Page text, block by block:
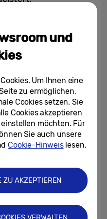
Endkunden.
Consumer
und
Um Ihnen eine
zu ermöglichen,
Cookies setzen. Sie
Cookies akzeptieren
möchten. Für
Sie auch unsere
Cookie-Hinweislesen.
ZU AKZEPTIEREN